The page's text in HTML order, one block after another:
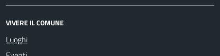
VIVERE IL COMUNE
Luoghi